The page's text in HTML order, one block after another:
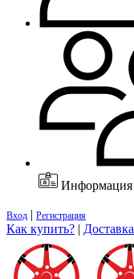
Информация
Вход | Регистрация
Как купить? | Доставка